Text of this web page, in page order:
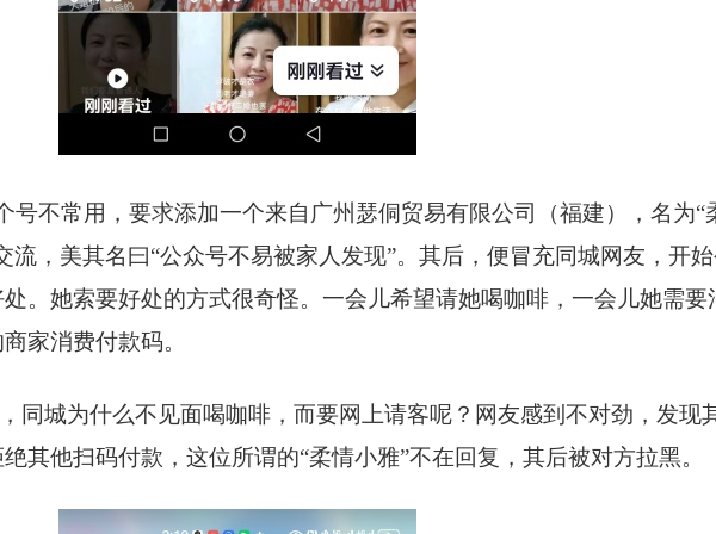
号不常用，要求添加一个来自广州瑟侗贸易有限公司（福建），名为“
流，美其名曰“公众号不易被家人发现”。其后，便冒充同城网友，开
。她索要好处的方式很奇怪。一会儿希望请她喝咖啡，一会儿她需要
家消费付款码。
同城为什么不见面喝咖啡，而要网上请客呢？网友感到不对劲，发现
其他扫码付款，这位所谓的“柔情小雅”不在回复，其后被对方拉黑。